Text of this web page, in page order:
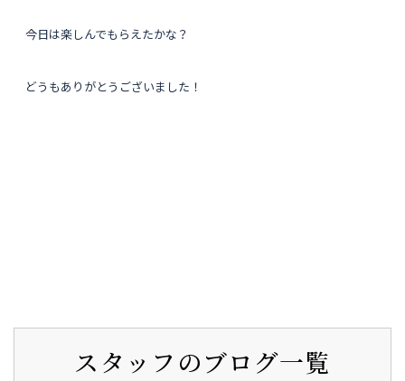
今日は楽しんでもらえたかな？
どうもありがとうございました！
スタッフのブログ一覧